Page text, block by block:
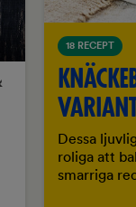
18 RECEPT
Dessa
roliga att
smarriga